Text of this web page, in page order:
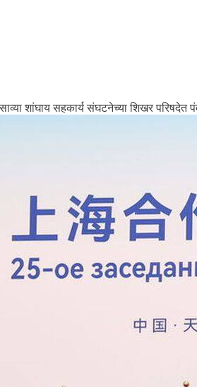
शांघाय सहकार्य संघटनेच्या शिखर परिषदेत